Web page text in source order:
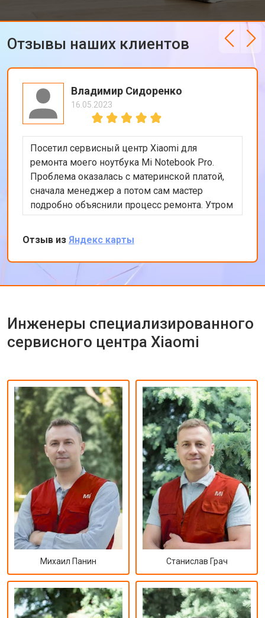
Отзывы наших клиентов
Владимир Сидоренко
16.05.2023
Посетил сервисный центр Xiaomi для
ремонта моего ноутбука Mi Notebook Pro.
Проблема оказалась с материнской платой,
сначала менеджер а потом сам мастер
подробно объяснили процесс ремонта. Утром
оставил заявку, в обед курьер приехал и к
вечеру ноутбук был готов-очень быстро.
Впечатлен оперативностью и качеством
ремонта.
Отзыв из Яндекс карты
Инженеры специализированного
сервисного центра Xiaomi
Михаил Панин Станислав Грач